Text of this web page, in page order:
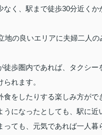
く、駅まで徒歩30分近く
地の良いエリアに夫婦二人
歩圏内であれば、タクシ
れます。
をしたりする楽しみ方がで
になったとしても、駅に近
ても、元気であれば一人暮